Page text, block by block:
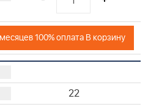
100% оплата В корзину
22